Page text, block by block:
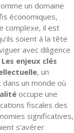
un domaine
économiques,
complexe, il est
soient à la tête
avec diligence
Les enjeux clés
, un
un monde où
occupe une
fiscales des
significatives,
s’avérer